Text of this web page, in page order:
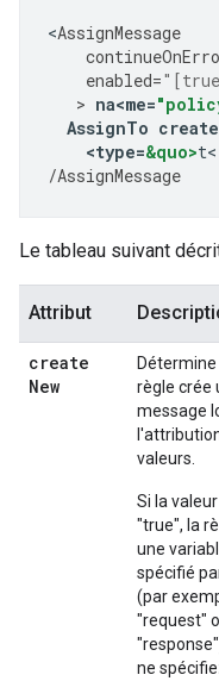
<AssignMessage
enabled=
   >
na<me=
AssignTo
<type=&quo>
/AssignMessage
Le tableau suivant
Attribut
create
New
règle crée
message
valeurs.
Si la
"true", la
une
spécifié
(par
"request"
ne